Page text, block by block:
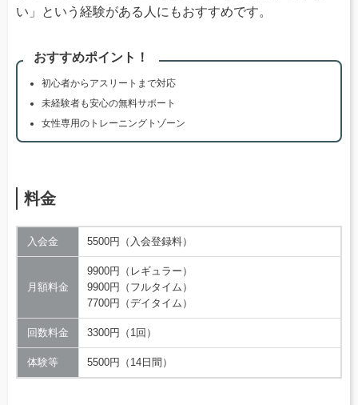
い」という経験がある人にもおすすめです。
おすすめポイント！
初心者からアスリートまで対応
未経験者も安心の無料サポート
女性専用のトレーニングトゾーン
料金
入会金 5500円（入会登録料）
月額料金
9900円（レギュラー）
9900円（フルタイム）
7700円（デイタイム）
回数料金 3300円（1回）
体験等 5500円（14日間）